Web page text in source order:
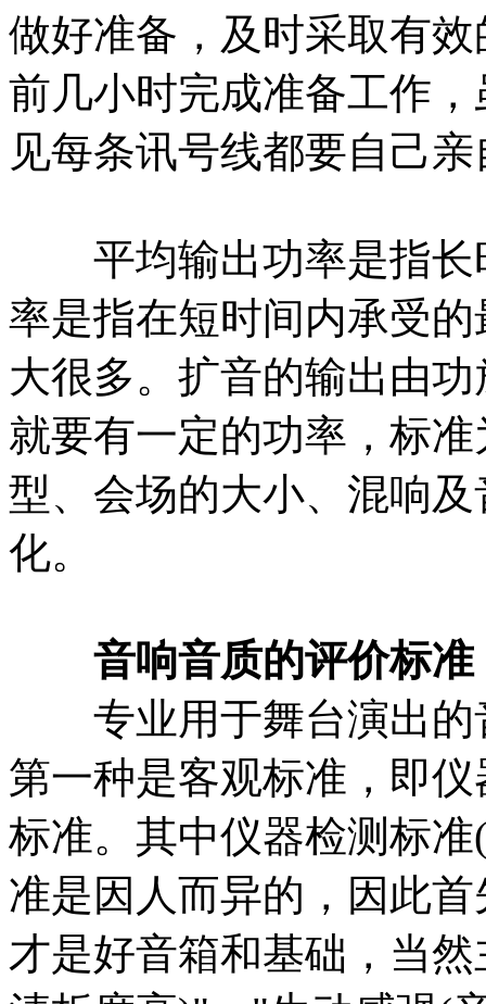
做好准备，及时采取有
前几小时完成准备工作
见每条讯号线都要自己
平均输出功率是指长
率是指在短时间内承受
大很多。扩音的输出由
就要有一定的功率，标
型、会场的大小、混响
化。
音响音质的评价标准
专业用于舞台演出的
第一种是客观标准，即
标准。其中仪器检测标
准是因人而异的，因此
才是好音箱和基础，当